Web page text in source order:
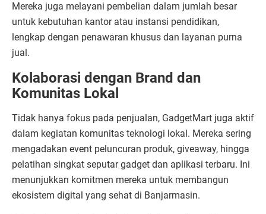
Mereka juga melayani pembelian dalam jumlah besar
untuk kebutuhan kantor atau instansi pendidikan,
lengkap dengan penawaran khusus dan layanan purna
jual.
Kolaborasi dengan Brand dan
Komunitas Lokal
Tidak hanya fokus pada penjualan, GadgetMart juga aktif
dalam kegiatan komunitas teknologi lokal. Mereka sering
mengadakan event peluncuran produk, giveaway, hingga
pelatihan singkat seputar gadget dan aplikasi terbaru. Ini
menunjukkan komitmen mereka untuk membangun
ekosistem digital yang sehat di Banjarmasin.